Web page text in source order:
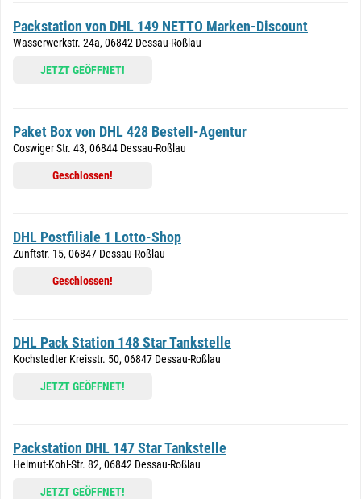
Packstation von DHL 149 NETTO Marken-Discount
Wasserwerkstr. 24a, 06842 Dessau-Roßlau
JETZT GEÖFFNET!
Paket Box von DHL 428 Bestell-Agentur
Coswiger Str. 43, 06844 Dessau-Roßlau
Geschlossen!
DHL Postfiliale 1 Lotto-Shop
Zunftstr. 15, 06847 Dessau-Roßlau
Geschlossen!
DHL Pack Station 148 Star Tankstelle
Kochstedter Kreisstr. 50, 06847 Dessau-Roßlau
JETZT GEÖFFNET!
Packstation DHL 147 Star Tankstelle
Helmut-Kohl-Str. 82, 06842 Dessau-Roßlau
JETZT GEÖFFNET!